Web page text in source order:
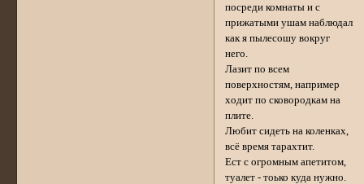
посреди комнаты и с
прижатыми ушам наблюдал
как я пылесошу вокруг
него.
Лазит по всем
поверхностям, например
ходит по сковородкам на
плите.
Любит сидеть на коленках,
всё время тарахтит.
Ест с огромным апетитом,
туалет - тоько куда нужно.